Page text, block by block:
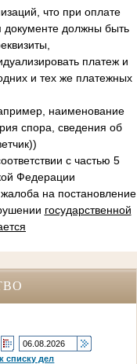
что при оплате
документе должны быть
платеж и
и тех же платежных
наименование
спора, сведения об
с частью 5
Федерации
на постановление
государственной
списку дел